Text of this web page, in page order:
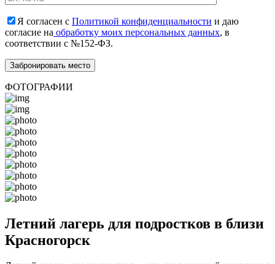
Я согласен с Политикой конфиденциальности и даю
согласие на обработку моих персональных данных, в
соответствии с №152-ФЗ.
ФОТОГРАФИИ
Летний лагерь для подростков в близи
Красногорск